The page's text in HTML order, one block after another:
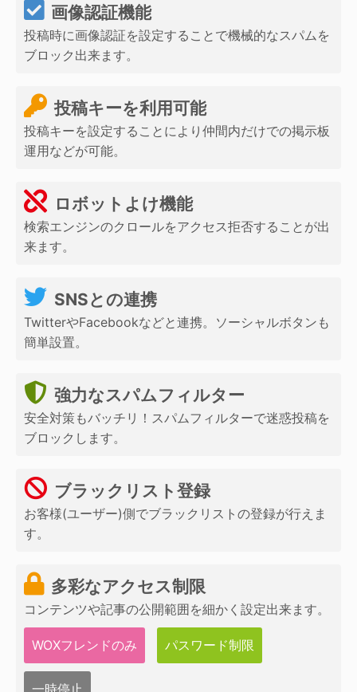
画像認証機能
投稿時に画像認証を設定することで機械的なスパムを
ブロック出来ます。
投稿キーを利用可能
投稿キーを設定することにより仲間内だけでの掲示板
運用などが可能。
ロボットよけ機能
検索エンジンのクロールをアクセス拒否することが出
来ます。
SNSとの連携
TwitterやFacebookなどと連携。ソーシャルボタンも
簡単設置。
強力なスパムフィルター
安全対策もバッチリ！スパムフィルターで迷惑投稿を
ブロックします。
ブラックリスト登録
お客様(ユーザー)側でブラックリストの登録が行えま
す。
多彩なアクセス制限
コンテンツや記事の公開範囲を細かく設定出来ます。
WOXフレンドのみ パスワード制限
一時停止